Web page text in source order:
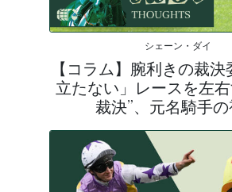
シェーン・ダイ
【コラム】腕利きの裁決
立たない」レースを左
裁決”、元名騎手